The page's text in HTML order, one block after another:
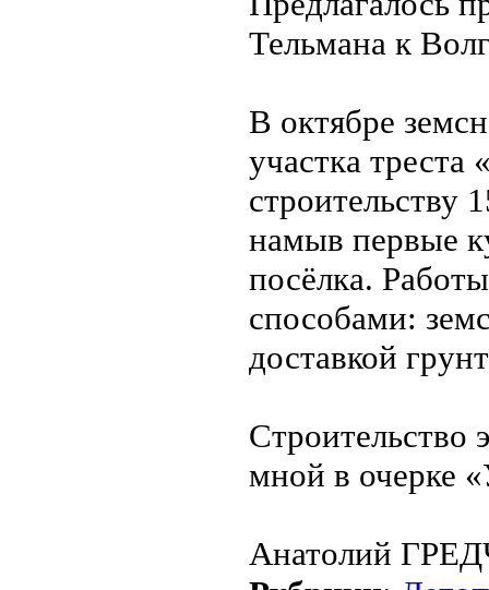
Тельмана к
В октябре
участка
строительству
намыв первые
посёлка.
способами:
доставкой
Строительство
мной в очерке
Анатолий